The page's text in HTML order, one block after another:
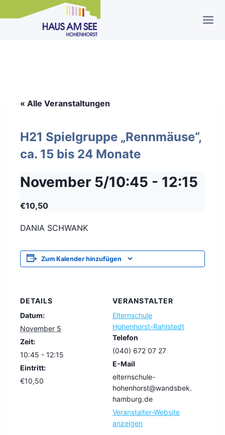
Inhalt
« Alle Veranstaltungen
H21 Spielgruppe „Rennmäuse“,
ca. 15 bis 24 Monate
November 5/10:45 - 12:15
€10,50
DANIA SCHWANK
Zum Kalender hinzufügen
DETAILS
Datum:
November 5
Zeit:
10:45 - 12:15
Eintritt:
€10,50
VERANSTALTER
Elternschule
Hohenhorst-Rahlstedt
Telefon
(040) 672 07 27
E-Mail
elternschule-
hohenhorst@wandsbek.
hamburg.de
Veranstalter-Website
anzeigen